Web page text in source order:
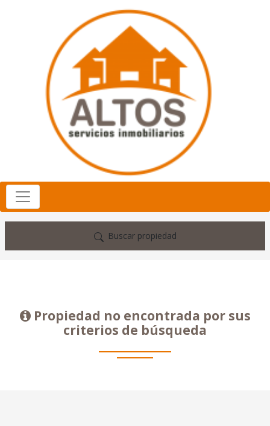
Buscar propiedad
Propiedad no encontrada por sus
criterios de búsqueda